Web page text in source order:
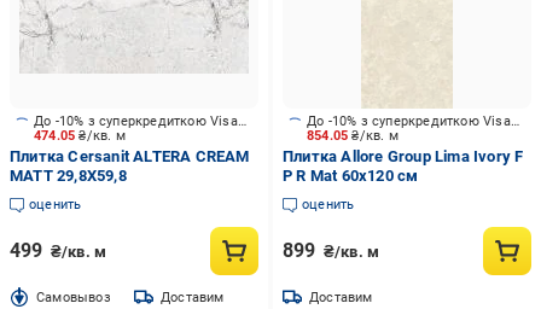
474.05₴/кв. м
До -10% з суперкредиткою Visa Вигода
Плитка Cersanit ALTERA CREAM
MATT 29,8X59,8
оценить
499 ₴/кв. м
Cамовывоз Доставим
854.05₴/кв. м
До -10% з суперкредиткою Visa Вигода
Плитка Allore Group Lima Ivory F
P R Mat 60х120 см
оценить
899 ₴/кв. м
Доставим